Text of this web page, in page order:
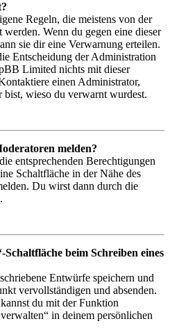
Regeln, die meistens von der
Wenn du gegen eine dieser
sie dir eine Verwarnung erteilen.
Entscheidung der Administration
Limited nichts mit dieser
einen Administrator,
bist, wieso du verwarnt wurdest.
melden?
entsprechenden Berechtigungen
Schaltfläche in der Nähe des
Du wirst dann durch die
beim Schreiben eines
Entwürfe speichern und
vervollständigen und absenden.
du mit der Funktion
in deinem persönlichen